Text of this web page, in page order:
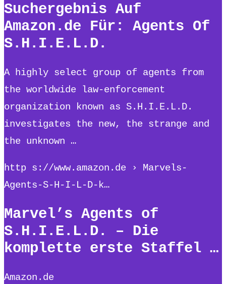
Suchergebnis Auf
Amazon.de Für: Agents Of
S.H.I.E.L.D.
A highly select group of agents from
the worldwide law-enforcement
organization known as S.H.I.E.L.D.
investigates the new, the strange and
the unknown …
http s://www.amazon.de › Marvels-
Agents-S-H-I-L-D-k…
Marvel’s Agents of
S.H.I.E.L.D. – Die
komplette erste Staffel …
Amazon.de